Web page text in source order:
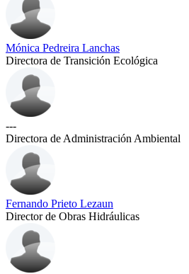
Mónica Pedreira Lanchas
Directora de Transición Ecológica
---
Directora de Administración Ambiental
Fernando Prieto Lezaun
Director de Obras Hidráulicas